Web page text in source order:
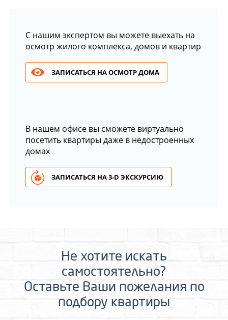
С нашим экспертом вы можете выехать на
осмотр жилого комплекса, домов и квартир
ЗАПИСАТЬСЯ НА ОСМОТР ДОМА
В нашем офисе вы сможете виртуально
посетить квартиры даже в недостроенных
домах
ЗАПИСАТЬСЯ НА 3-D ЭКСКУРСИЮ
Не хотите искать
самостоятельно?
Оставьте Ваши пожелания по
подбору квартиры